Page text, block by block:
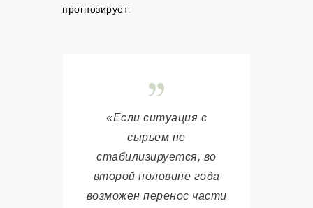
прогнозирует:
«Если ситуация с
сырьем не
стабилизируется, во
второй половине года
возможен перенос части